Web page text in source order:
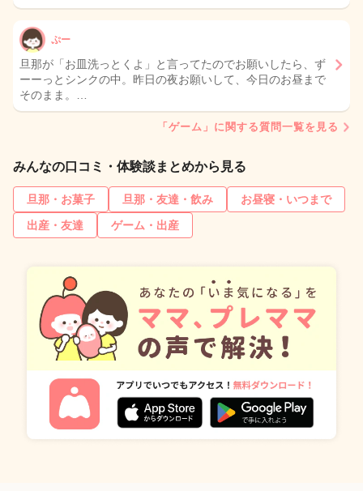
ぷー
旦那が「お皿洗っとくよ」と言ってたのでお願いしたら、ず
ーーっとシンクの中。昨日の夜お願いして、今日のお昼まで
そのまま。…
「ゲーム」に関する質問一覧を見る
みんなの口コミ・体験談まとめから見る
旦那・お菓子 旦那・友達・飲み
お昼寝・いつまで
出産・友達
ゲーム・出産